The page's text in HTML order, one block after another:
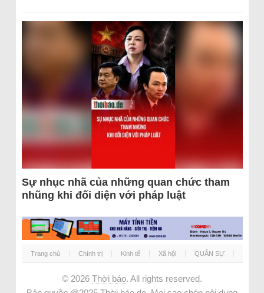
Sự nhục nhã của những quan chức tham
nhũng khi đối diện với pháp luật
Trang chủ Chính trị Kinh tế Xã hội QUÂN SỰ
© 2026 Thời báo. All rights reserved.